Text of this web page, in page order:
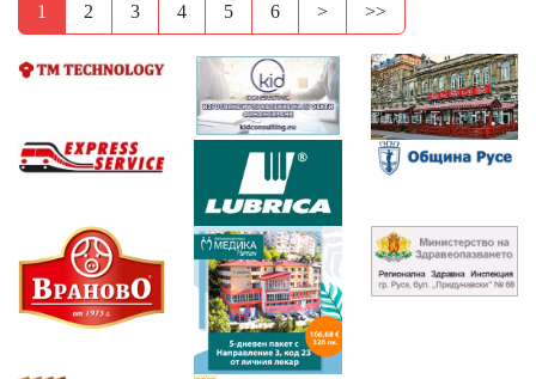
1 2 3 4 5 6 > >>